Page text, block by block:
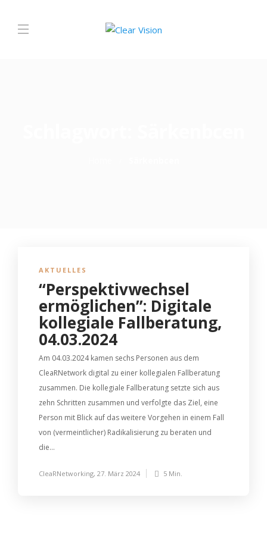
AKTUELLES
“Perspektivwechsel
ermöglichen”: Digitale
kollegiale Fallberatung,
04.03.2024
Am 04.03.2024 kamen sechs Personen aus dem
CleaRNetwork digital zu einer kollegialen Fallberatung
zusammen. Die kollegiale Fallberatung setzte sich aus
zehn Schritten zusammen und verfolgte das Ziel, eine
Person mit Blick auf das weitere Vorgehen in einem Fall
von (vermeintlicher) Radikalisierung zu beraten und
die...
CleaRNetworking, 27. März 2024 5 Min.